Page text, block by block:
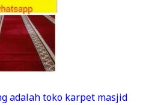
adalah toko karpet masjid